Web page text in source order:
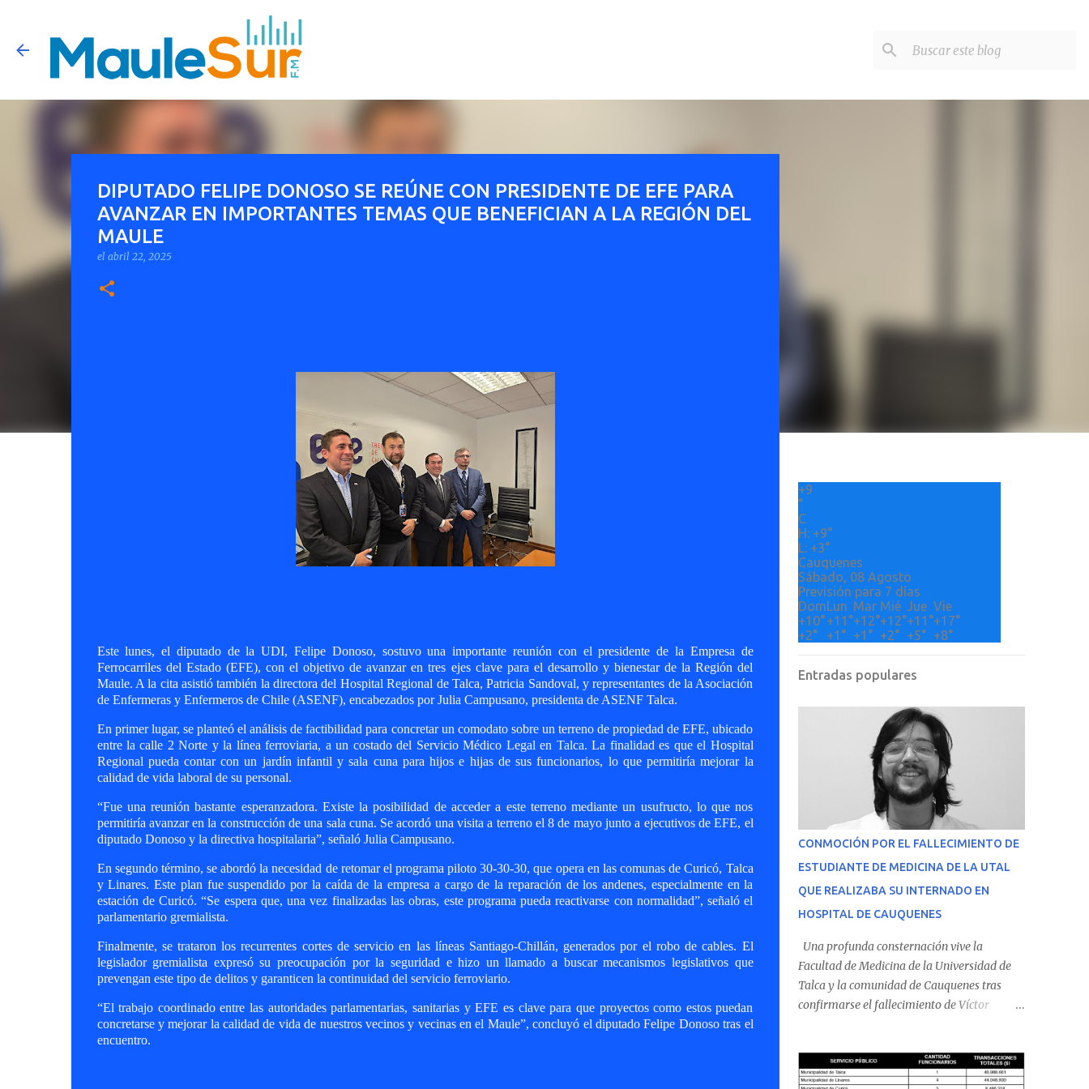
DIPUTADO FELIPE DONOSO SE REÚNE CON PRESIDENTE DE EFE PARA
AVANZAR EN IMPORTANTES TEMAS QUE BENEFICIAN A LA REGIÓN DEL
MAULE
el abril 22, 2025
Este lunes, el diputado de la UDI, Felipe Donoso, sostuvo una importante reunión con el presidente de la Empresa de
Ferrocarriles del Estado (EFE), con el objetivo de avanzar en tres ejes clave para el desarrollo y bienestar de la Región del
Maule. A la cita asistió también la directora del Hospital Regional de Talca, Patricia Sandoval, y representantes de la Asociación
de Enfermeras y Enfermeros de Chile (ASENF), encabezados por Julia Campusano, presidenta de ASENF Talca.
En primer lugar, se planteó el análisis de factibilidad para concretar un comodato sobre un terreno de propiedad de EFE, ubicado
entre la calle 2 Norte y la línea ferroviaria, a un costado del Servicio Médico Legal en Talca. La finalidad es que el Hospital
Regional pueda contar con un jardín infantil y sala cuna para hijos e hijas de sus funcionarios, lo que permitiría mejorar la
calidad de vida laboral de su personal.
“Fue una reunión bastante esperanzadora. Existe la posibilidad de acceder a este terreno mediante un usufructo, lo que nos
permitiría avanzar en la construcción de una sala cuna. Se acordó una visita a terreno el 8 de mayo junto a ejecutivos de EFE, el
diputado Donoso y la directiva hospitalaria”, señaló Julia Campusano.
En segundo término, se abordó la necesidad de retomar el programa piloto 30-30-30, que opera en las comunas de Curicó, Talca
y Linares. Este plan fue suspendido por la caída de la empresa a cargo de la reparación de los andenes, especialmente en la
estación de Curicó. “Se espera que, una vez finalizadas las obras, este programa pueda reactivarse con normalidad”, señaló el
parlamentario gremialista.
Finalmente, se trataron los recurrentes cortes de servicio en las líneas Santiago-Chillán, generados por el robo de cables. El
legislador gremialista expresó su preocupación por la seguridad e hizo un llamado a buscar mecanismos legislativos que
prevengan este tipo de delitos y garanticen la continuidad del servicio ferroviario.
“El trabajo coordinado entre las autoridades parlamentarias, sanitarias y EFE es clave para que proyectos como estos puedan
concretarse y mejorar la calidad de vida de nuestros vecinos y vecinas en el Maule”, concluyó el diputado Felipe Donoso tras el
encuentro.
+9
°
C
H: +9°
L: +3°
Cauquenes
Sábado, 08 Agosto
Previsión para 7 días
DomLun Mar Mié Jue Vie
+10°+11°+12°+12°+11°+17°
+2° +1° +1° +2° +5° +8°
Entradas populares
CONMOCIÓN POR EL FALLECIMIENTO DE
ESTUDIANTE DE MEDICINA DE LA UTAL
QUE REALIZABA SU INTERNADO EN
HOSPITAL DE CAUQUENES
Una profunda consternación vive la
Facultad de Medicina de la Universidad de
Talca y la comunidad de Cauquenes tras
confirmarse el fallecimiento de Víctor
Cauquenes. De acuerdo con los antecedentes
conocidos, el joven se presentó a cumplir su